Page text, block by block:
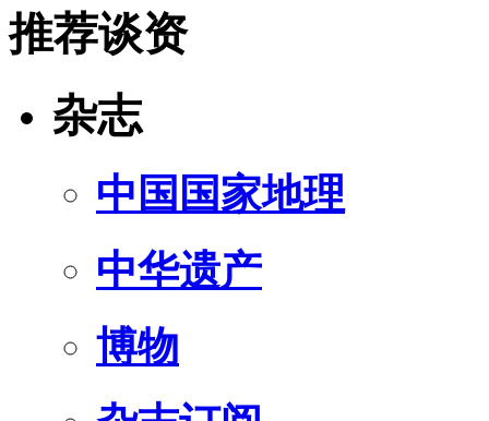
推荐谈资
杂志
中国国家地理
中华遗产
博物